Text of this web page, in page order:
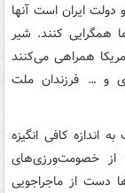
ایران است آنها
همگرایی کنند. شیر
همراهی می‌کنند
و … فرزندان ملت
اندازه کافی انگیزه
خصومت‌ورزی‌های
دست از ماجراجویی